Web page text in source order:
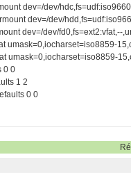
dev=/dev/
dev=/dev/
dev=/dev/
umask=0,iocharset=iso8859-
umask=0,iocharset=iso8859-
0 0
1 2
0 0